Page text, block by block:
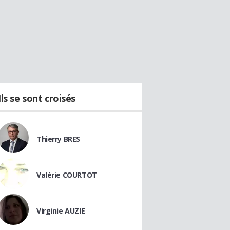
se sont croisés
Thierry BRES
Valérie COURTOT
Virginie AUZIE